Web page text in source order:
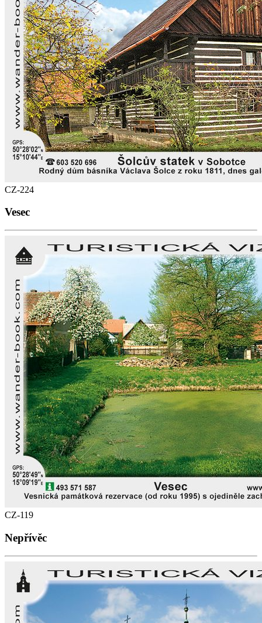
CZ-224
Vesec
CZ-119
Nepřívěc